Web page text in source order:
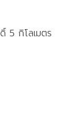
5 กิโลเมตร